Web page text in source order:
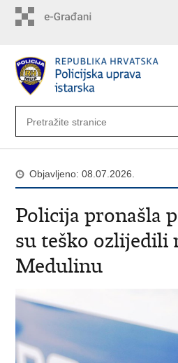
Objavljeno: 08.07.2026.
Policija pronašla
su teško ozlijedili
Medulinu